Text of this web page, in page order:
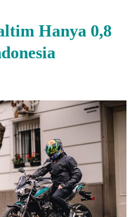
Hanya 0,8